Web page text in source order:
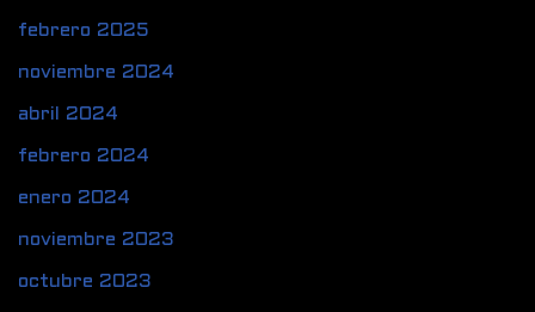
febrero 2025
noviembre 2024
abril 2024
febrero 2024
enero 2024
noviembre 2023
octubre 2023